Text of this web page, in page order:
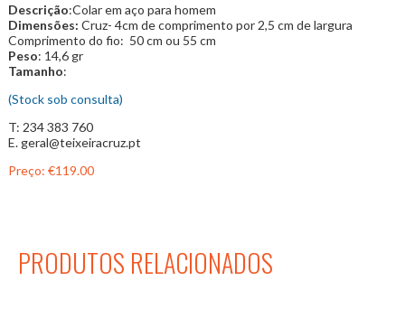
Descrição:Colar em aço para homem
Dimensões: Cruz- 4cm de comprimento por 2,5 cm de largura
Comprimento do fio: 50 cm ou 55 cm
Peso: 14,6 gr
Tamanho:
(Stock sob consulta)
T: 234 383 760
E. geral@teixeiracruz.pt
Preço: €119.00
PRODUTOS RELACIONADOS